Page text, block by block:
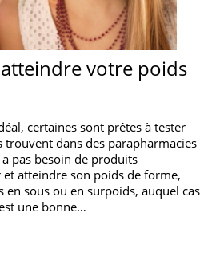
votre poids
certaines sont prêtes à tester
trouvent dans des parapharmacies
pas besoin de produits
atteindre son poids de forme,
en sous ou en surpoids, auquel cas
une bonne…